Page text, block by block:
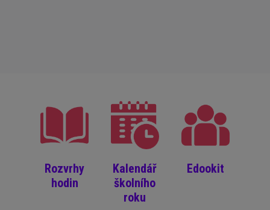
Rozvrhy
hodin
Kalendář
školního
roku
Edookit